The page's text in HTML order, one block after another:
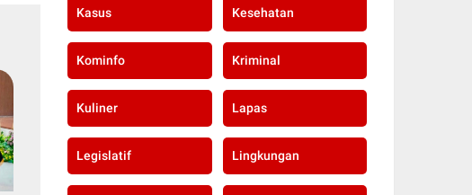
Kasus Kesehatan
Kominfo Kriminal
Kuliner Lapas
Legislatif Lingkungan